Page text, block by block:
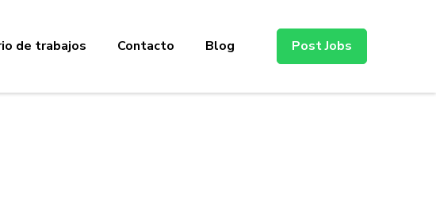
de trabajos Contacto Blog Post Jobs